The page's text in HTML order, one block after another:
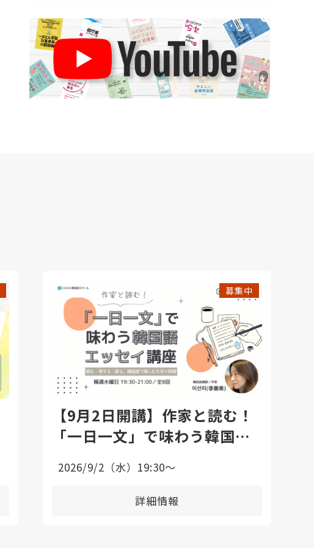
募集中
【9月2日開講】作家と読む！
「一日一文」で味わう韓国語
2026/9/2（水）19:30〜
詳細情報